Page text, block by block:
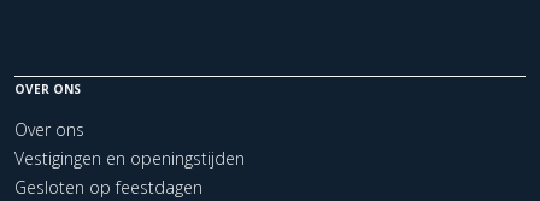
OVER ONS
Over ons
Vestigingen en openingstijden
Gesloten op feestdagen